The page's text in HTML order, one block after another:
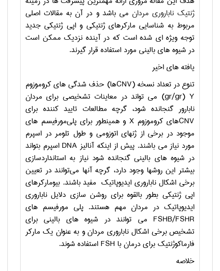
ژنتیک ناباروری مردان می باشد و در آن به مقالات اصلی
مربوط به شناسایی مارکرهای ژنتیکی و اپی ژنتیکی جدید
توجه ویژه ای شده است که در آینده نزدیک ممکن است
در شیوه های بالینی مورد استفاده قرار گیرند.
یافته های اخیر
تنوع در تعداد نسخه (CNVها) حذف شدگی های کروموزوم
Y
(
gr/gr) می تواند در معاینات تشخیصی برای مردان
نابارور گنجانده شود، گرچه مطالعات تایید کننده برای
CNVهای کروموزوم X و همینطور برای پلی‌مورفیسم های
موجود در برخی از ژنهای اتوزومی و طول تلومر در اسپرم
مورد نیاز می باشند. پیش از اینکه آنالیز DNA اسپرم بتواند
در شیوه های بالینی گنجانده شود نیاز به استانداردسازی
بیشتر این روشها وجود دارد، گرچه آنها می‌توانند در تعیین
برخی اشکال ناباروری ایدیوپاتیک مفید باشند. بیومارکرهای
اپی ژنتیکی بطور بالقوه برای روشن سازی دلایل ناباروری
ایدیوپاتیک در مردان مهم هستند. پلی مورفیسم های
FSHB/FSHR می توانند در شیوه های بالینی برای
تشخیص برخی اشکال ناباروری مردان و به عنوان یک مارکر
فارماکوژنتیک برای درمان با FSH استفاده شوند.
خلاصه